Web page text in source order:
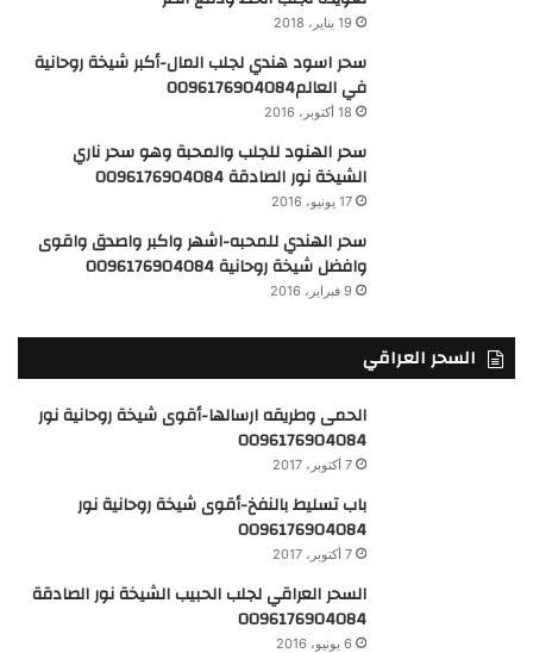
19 يناير، 2018
سحر اسود هندي لجلب المال-أكبر شيخة روحانية
في العالم0096176904084
18 أكتوبر، 2016
سحر الهنود للجلب والمحبة وهو سحر ناري
الشيخة نور الصادقة 0096176904084
17 يونيو، 2016
سحر الهندي للمحبه-اشهر واكبر واصدق واقوى
وافضل شيخة روحانية 0096176904084
9 فبراير، 2016
السحر العراقي
الحمى وطريقه ارسالها-أقوى شيخة روحانية نور
0096176904084
7 أكتوبر، 2017
باب تسليط بالنفخ-أقوى شيخة روحانية نور
0096176904084
7 أكتوبر، 2017
السحر العراقي لجلب الحبيب الشيخة نور الصادقة
0096176904084
6 يونيو، 2016